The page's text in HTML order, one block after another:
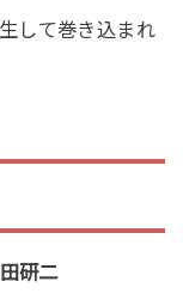
して巻き込まれ
研二